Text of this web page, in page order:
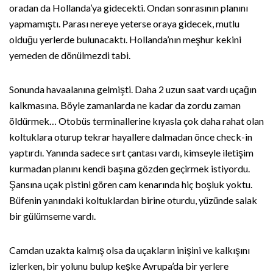
oradan da Hollanda’ya gidecekti. Ondan sonrasının planını
yapmamıştı. Parası nereye yeterse oraya gidecek, mutlu
olduğu yerlerde bulunacaktı. Hollanda’nın meşhur kekini
yemeden de dönülmezdi tabi.
Sonunda havaalanına gelmişti. Daha 2 uzun saat vardı uçağın
kalkmasına. Böyle zamanlarda ne kadar da zordu zaman
öldürmek… Otobüs terminallerine kıyasla çok daha rahat olan
koltuklara oturup tekrar hayallere dalmadan önce check-in
yaptırdı. Yanında sadece sırt çantası vardı, kimseyle iletişim
kurmadan planını kendi başına gözden geçirmek istiyordu.
Şansına uçak pistini gören cam kenarında hiç boşluk yoktu.
Büfenin yanındaki koltuklardan birine oturdu, yüzünde salak
bir gülümseme vardı.
Camdan uzakta kalmış olsa da uçakların inişini ve kalkışını
izlerken, bir yolunu bulup keşke Avrupa’da bir yerlere